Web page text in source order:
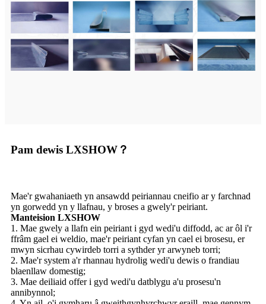
Pam dewis LXSHOW？
Mae'r gwahaniaeth yn ansawdd peiriannau cneifio ar y farchnad
yn gorwedd yn y llafnau, y broses a gwely'r peiriant.
Manteision LXSHOW
1. Mae gwely a llafn ein peiriant i gyd wedi'u diffodd, ac ar ôl i'r
ffrâm gael ei weldio, mae'r peiriant cyfan yn cael ei brosesu, er
mwyn sicrhau cywirdeb torri a sythder yr arwyneb torri;
2. Mae'r system a'r rhannau hydrolig wedi'u dewis o frandiau
blaenllaw domestig;
3. Mae deiliaid offer i gyd wedi'u datblygu a'u prosesu'n
annibynnol;